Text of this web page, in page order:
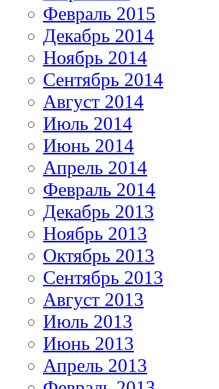
Февраль 2015
Декабрь 2014
Ноябрь 2014
Сентябрь 2014
Август 2014
Июль 2014
Июнь 2014
Апрель 2014
Февраль 2014
Декабрь 2013
Ноябрь 2013
Октябрь 2013
Сентябрь 2013
Август 2013
Июль 2013
Июнь 2013
Апрель 2013